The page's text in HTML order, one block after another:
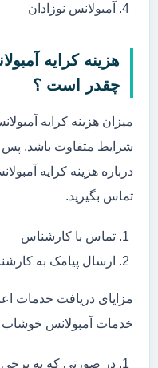
آمبولانس نوزادان
هزینه کرایه
چقدر است ؟
میزان هزینه کرایه
شرایط متفاوت باشد.
درباره هزینه کرایه
تماس بگیرید.
تماس با کارشناس
ارسال پیامک به
مزایای دریافت خدمات
خدمات آمبولانس خوشاب
در صورتی که به برخی